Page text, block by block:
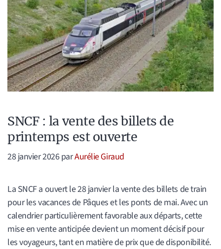
SNCF : la vente des billets de
printemps est ouverte
28 janvier 2026parAurélie Giraud
La SNCF a ouvert le 28 janvier la vente des billets de train
pour les vacances de Pâques et les ponts de mai. Avec un
calendrier particulièrement favorable aux départs, cette
mise en vente anticipée devient un moment décisif pour
les voyageurs, tant en matière de prix que de disponibilité.